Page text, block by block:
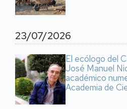
23/07/2026
El ecólogo del
José Manuel
académico
Academia de